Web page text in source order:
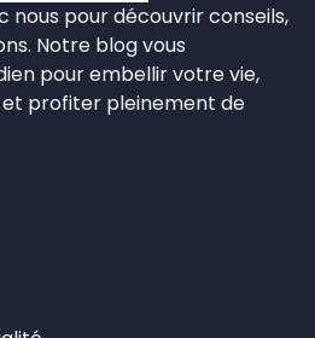
nous pour découvrir conseils,
Notre blog vous
pour embellir votre vie,
profiter pleinement de